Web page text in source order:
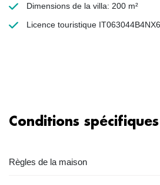
Dimensions de la villa: 200 m²
Licence touristique
Conditions spécifiques
Règles de la maison